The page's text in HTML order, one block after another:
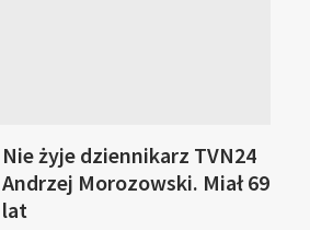
Nie żyje dziennikarz TVN24
Andrzej Morozowski. Miał 69
lat